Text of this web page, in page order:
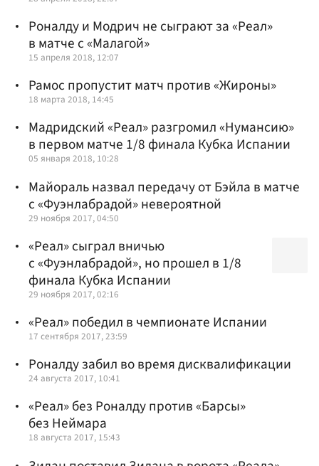
Роналду и Модрич не сыграют за «Реал»
в матче с «Малагой»
15 апреля 2018, 12:07
Рамос пропустит матч против «Жироны»
18 марта 2018, 14:45
Мадридский «Реал» разгромил «Нумансию»
в первом матче 1/8 финала Кубка Испании
05 января 2018, 10:28
Майораль назвал передачу от Бэйла в матче
с «Фуэнлабрадой» невероятной
29 ноября 2017, 04:50
«Реал» сыграл вничью
с «Фуэнлабрадой», но прошел в 1/8
финала Кубка Испании
29 ноября 2017, 02:16
«Реал» победил в чемпионате Испании
17 сентября 2017, 23:59
Роналду забил во время дисквалификации
24 августа 2017, 10:41
«Реал» без Роналду против «Барсы»
без Неймара
18 августа 2017, 15:43